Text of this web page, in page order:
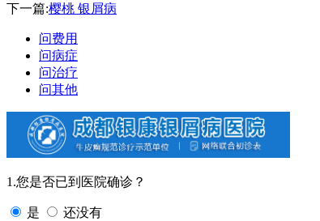
下一篇:樱桃 银屑病
问费用
问病症
问治疗
问其他
1.您是否已到医院确诊？
是 还没有